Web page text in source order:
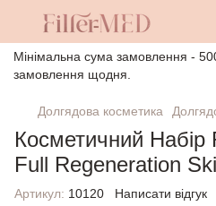
Мінімальна сума замовлення -
замовлення щодня.
Долгядова косметика
Косметичний Набір
Full Regeneration
Артикул: 10120 Написати відгук